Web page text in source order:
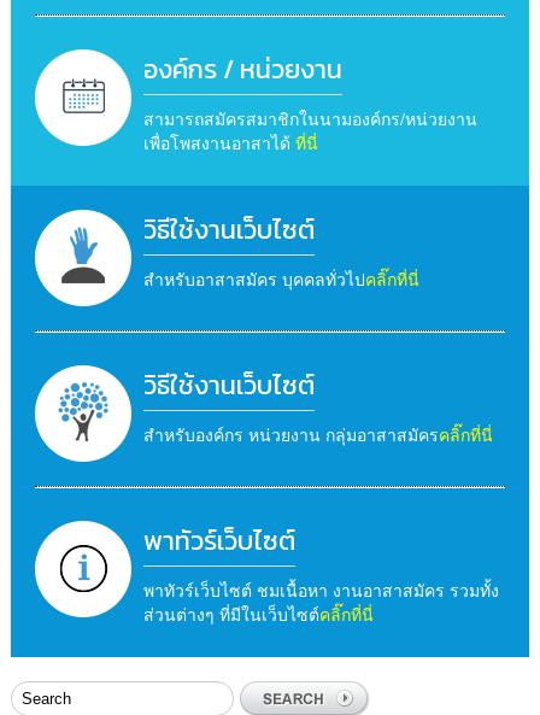
องค์กร / หน่วยงาน
สามารถสมัครสมาชิกในนามองค์กร/หน่วยงาน
เพื่อโพสงานอาสาได้ ที่นี่
วิธีใช้งานเว็บไซต์
สำหรับอาสาสมัคร บุคคลทั่วไปคลิ๊กที่นี่
วิธีใช้งานเว็บไซต์
สำหรับองค์กร หน่วยงาน กลุ่มอาสาสมัครคลิ๊กที่นี่
พาทัวร์เว็บไซต์
พาทัวร์เว็บไซต์ ชมเนื้อหา งานอาสาสมัคร รวมทั้ง
ส่วนต่างๆ ที่มีในเว็บไซต์คลิ๊กที่นี่